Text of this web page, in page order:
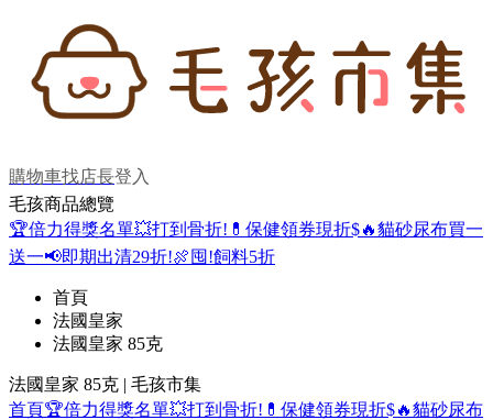
購物車找店長登入
毛孩商品總覽
🏆倍力得獎名單💥打到骨折! 💊保健領券現折$🔥貓砂尿布買一
送一📢即期出清29折!🍖囤!飼料5折
首頁
法國皇家
法國皇家 85克
法國皇家 85克 | 毛孩市集
首頁🏆倍力得獎名單💥打到骨折! 💊保健領券現折$🔥貓砂尿布